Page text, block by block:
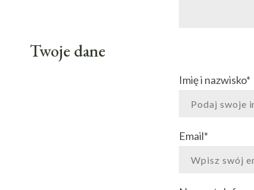
Twoje dane
Imię i nazwisko*
Email*